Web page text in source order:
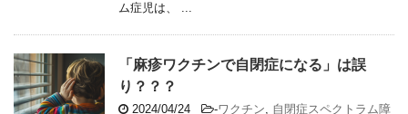
ム症児は、 ...
「麻疹ワクチンで自閉症になる」は誤
り？？？
2024/04/24 -ワクチン, 自閉症スペクトラム障